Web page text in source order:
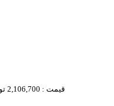
قیمت : 2,106,700 تومان